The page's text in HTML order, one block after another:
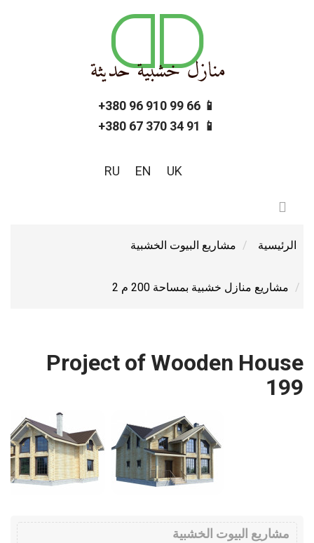
📱 66 99 910 96 380+
📱 91 34 370 67 380+
UK
EN
RU
الرئيسية مشاريع البيوت الخشبية
مشاريع منازل خشبية بمساحة 200 م 2
Project of Wooden House
199
مشاريع البيوت الخشبية